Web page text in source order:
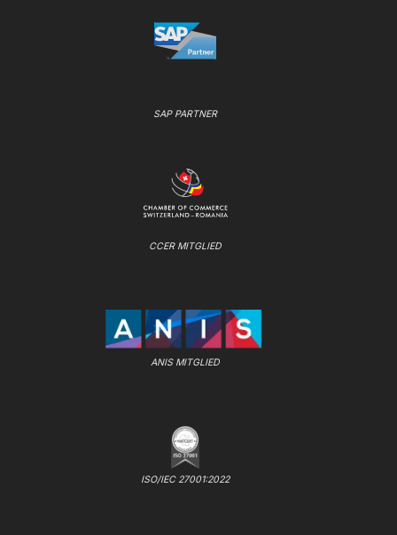
SAP PARTNER
CCER MITGLIED
ANIS MITGLIED
ISO/IEC 27001:2022